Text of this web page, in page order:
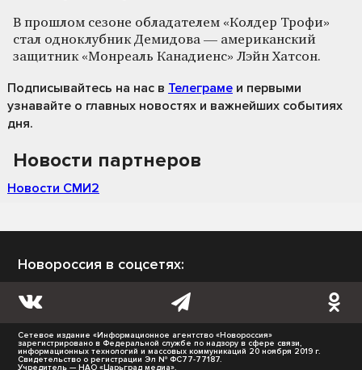
В прошлом сезоне обладателем «Колдер Трофи»
стал одноклубник Демидова — американский
защитник «Монреаль Канадиенс» Лэйн Хатсон.
Подписывайтесь на нас в Телеграме и первыми
узнавайте о главных новостях и важнейших событиях
дня.
Новости партнеров
Новости СМИ2
Новороссия в соцсетях:
Сетевое издание «Информационное агентство «Новороссия»
зарегистрировано в Федеральной службе по надзору в сфере связи,
информационных технологий и массовых коммуникаций 20 ноября 2019 г.
Свидетельство о регистрации Эл № ФС77-77187.
Учредитель — НАО «Царьград медиа».